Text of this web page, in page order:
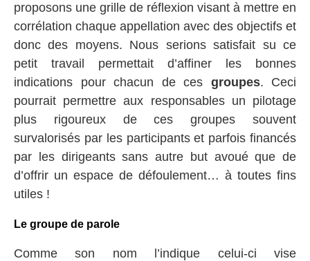
proposons une grille de réflexion visant à mettre en
corrélation chaque appellation avec des objectifs et
donc des moyens. Nous serions satisfait su ce
petit travail permettait d’affiner les bonnes
indications pour chacun de ces groupes. Ceci
pourrait permettre aux responsables un pilotage
plus rigoureux de ces groupes souvent
survalorisés par les participants et parfois financés
par les dirigeants sans autre but avoué que de
d’offrir un espace de défoulement… à toutes fins
utiles !
Le groupe de parole
Comme son nom l’indique celui-ci vise